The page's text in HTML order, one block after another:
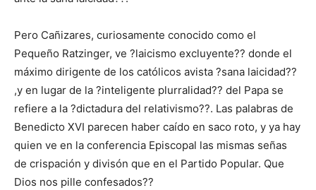
Pero Cañizares, curiosamente conocido como el
Pequeño Ratzinger, ve ?laicismo excluyente?? donde el
máximo dirigente de los católicos avista ?sana laicidad??
,y en lugar de la ?inteligente plurralidad?? del Papa se
refiere a la ?dictadura del relativismo??. Las palabras de
Benedicto XVI parecen haber caído en saco roto, y ya hay
quien ve en la conferencia Episcopal las mismas señas
de crispación y divisón que en el Partido Popular. Que
Dios nos pille confesados??